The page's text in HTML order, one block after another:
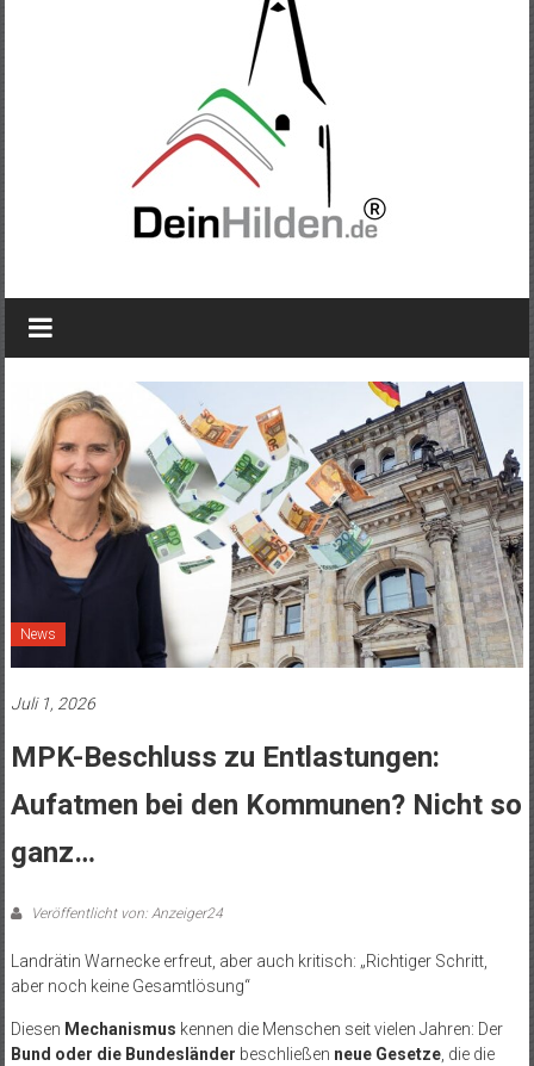
News
Juli 1, 2026
MPK-Beschluss zu Entlastungen:
Aufatmen bei den Kommunen? Nicht so
ganz…
Veröffentlicht von: Anzeiger24
Landrätin Warnecke erfreut, aber auch kritisch: „Richtiger Schritt,
aber noch keine Gesamtlösung“
Diesen Mechanismus kennen die Menschen seit vielen Jahren: Der
Bund oder die Bundesländer beschließen neue Gesetze, die die